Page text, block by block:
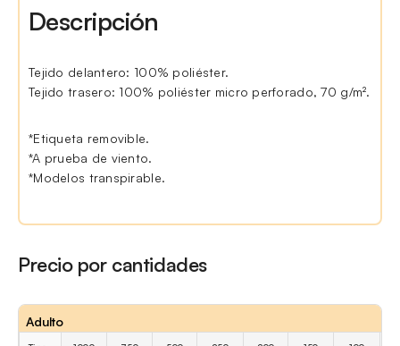
Descripción
Tejido delantero: 100% poliéster.
Tejido trasero: 100% poliéster micro perforado, 70 g/m².
*Etiqueta removible.
*A prueba de viento.
*Modelos transpirable.
Precio por cantidades
Adulto